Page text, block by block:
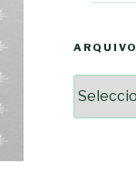
ARQUIVO